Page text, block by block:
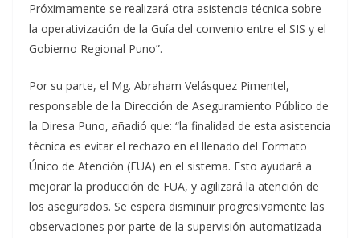
Próximamente se realizará otra asistencia técnica sobre
la operativización de la Guía del convenio entre el SIS y el
Gobierno Regional Puno”.
Por su parte, el Mg. Abraham Velásquez Pimentel,
responsable de la Dirección de Aseguramiento Público de
la Diresa Puno, añadió que: “la finalidad de esta asistencia
técnica es evitar el rechazo en el llenado del Formato
Único de Atención (FUA) en el sistema. Esto ayudará a
mejorar la producción de FUA, y agilizará la atención de
los asegurados. Se espera disminuir progresivamente las
observaciones por parte de la supervisión automatizada